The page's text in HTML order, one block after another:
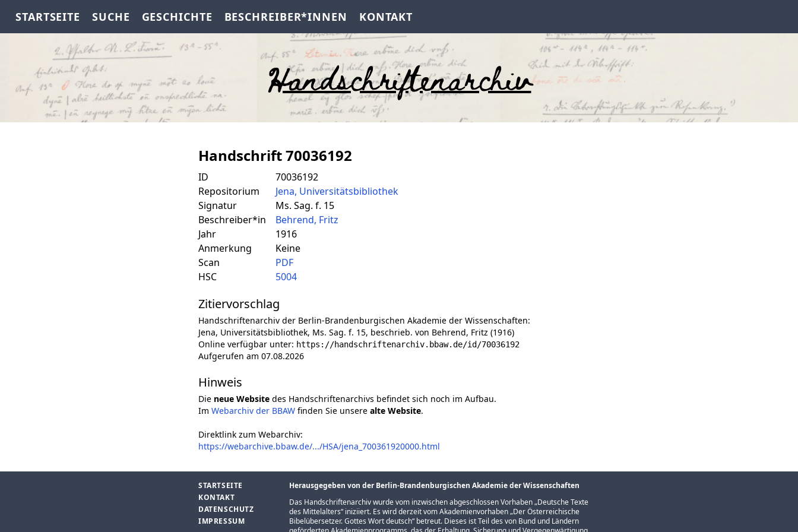
STARTSEITE SUCHE GESCHICHTE BESCHREIBER*INNEN KONTAKT
Handschriftenarchiv
Handschrift 70036192
ID
70036192
Repositorium
Jena, Universitätsbibliothek
Signatur
Ms. Sag. f. 15
Beschreiber*in
Behrend, Fritz
Jahr
1916
Anmerkung
Keine
Scan
PDF
HSC
5004
Zitiervorschlag
Handschriftenarchiv der Berlin-Brandenburgischen Akademie der Wissenschaften:
Jena, Universitätsbibliothek, Ms. Sag. f. 15, beschrieb. von Behrend, Fritz (1916)
Online verfügbar unter: https://handschriftenarchiv.bbaw.de/id/70036192
Aufgerufen am 07.08.2026
Hinweis
Die neue Website des Handschriftenarchivs befindet sich noch im Aufbau.
Im Webarchiv der BBAW finden Sie unsere alte Website.
Direktlink zum Webarchiv:
https://webarchive.bbaw.de/.../HSA/jena_700361920000.html
STARTSEITE
KONTAKT
DATENSCHUTZ
IMPRESSUM
Herausgegeben von der Berlin-Brandenburgischen Akademie der Wissenschaften
Das Handschriftenarchiv wurde vom inzwischen abgeschlossen Vorhaben „Deutsche Texte
des Mittelalters“ iniziiert. Es wird derzeit vom Akademienvorhaben „Der Österreichische
Bibelübersetzer. Gottes Wort deutsch“ betreut. Dieses ist Teil des von Bund und Ländern